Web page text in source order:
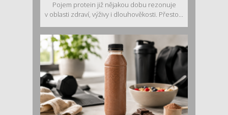
Pojem protein již nějakou dobu rezonuje
v oblasti zdraví, výživy i dlouhověkosti. Přesto...